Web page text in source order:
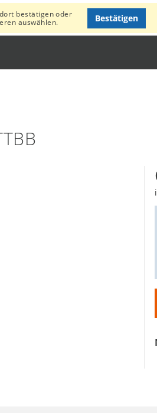
bestätigen oder
auswählen.
Bestätigen